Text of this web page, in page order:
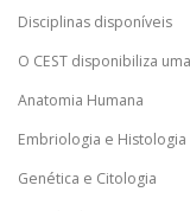
Disciplinas disponíveis
O CEST disponibiliza
Anatomia Humana
Embriologia e Histologia
Genética e Citologia